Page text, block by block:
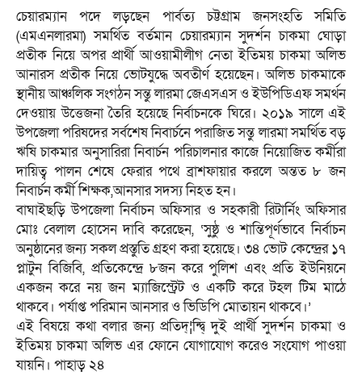
চেয়ারম্যান পদে লড়ছেন পার্বত্য চট্টগ্রাম জনসংহতি সমিতি
(এমএনলারমা) সমর্থিত বর্তমান চেয়ারম্যান সুদর্শন চাকমা ঘোড়া
প্রতীক নিয়ে অপর প্রার্থী আওয়ামীলীগ নেতা ইতিময় চাকমা অলিভ
আনারস প্রতীক নিয়ে ভোটযুদ্ধে অবতীর্ণ হয়েছেন। অলিভ চাকমাকে
স্থানীয় আঞ্চলিক সংগঠন সন্তু লারমা জেএসএস ও ইউপিডিএফ সমর্থন
দেওয়ায় উত্তেজনা তৈরি হয়েছে নির্বাচনকে ঘিরে। ২০১৯ সালে এই
উপজেলা পরিষদের সর্বশেষ নিবার্চনে পরাজিত সন্তু লারমা সমর্থিত বড়
ঋষি চাকমার অনুসারিরা নিবার্চন পরিচালনার কাজে নিয়োজিত কর্মীরা
দায়িত্ব পালন শেষে ফেরার পথে ব্রাশফায়ার করলে অন্তত ৮ জন
নিবার্চন কর্মী শিক্ষক,আনসার সদস্য নিহত হন।
বাঘাইছড়ি উপজেলা নির্বাচন অফিসার ও সহকারী রিটার্নিং অফিসার
মোঃ বেলাল হোসেন দাবি করেছেন, ‘সুষ্ঠু ও শান্তিপূর্ণভাবে নির্বাচন
অনুষ্ঠানের জন্য সকল প্রস্তুতি গ্রহণ করা হয়েছে। ৩৪ ভোট কেন্দ্রের ১৭
প্লাটুন বিজিবি, প্রতিকেন্দ্রে ৮জন করে পুলিশ এবং প্রতি ইউনিয়নে
একজন করে নয় জন ম্যাজিস্ট্রেট ও একটি করে টহল টিম মাঠে
থাকবে। পর্যাপ্ত পরিমান আনসার ও ভিডিপি মোতায়ন থাকবে।’
এই বিষয়ে কথা বলার জন্য প্রতিদ্¦ন্দ্বি্ দুই প্রার্থী সুদর্শন চাকমা ও
ইতিময় চাকমা অলিভ এর ফোনে যোগাযোগ করেও সংযোগ পাওয়া
যায়নি। পাহাড় ২৪